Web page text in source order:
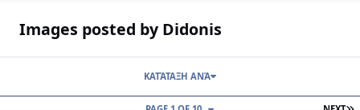
Images posted by Didonis
ΚΑΤΆΤΑΞΗ ΑΝΆ